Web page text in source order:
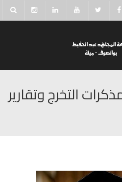
التخرج وتقارير